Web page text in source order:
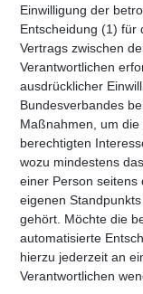
Einwilligung der
Entscheidung (1) für
Vertrags zwischen
Verantwortlichen
ausdrücklicher
Bundesverbandes
Maßnahmen, um
berechtigten
wozu mindestens
einer Person seitens
eigenen
gehört. Möchte die
automatisierte
hierzu jederzeit an
Verantwortlichen